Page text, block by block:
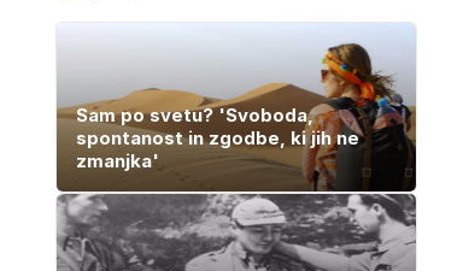
Sam po svetu? 'Svoboda,
spontanost in zgodbe, ki jih ne
zmanjka'